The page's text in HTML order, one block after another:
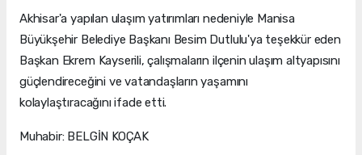
Akhisar'a yapılan ulaşım yatırımları nedeniyle Manisa
Büyükşehir Belediye Başkanı Besim Dutlulu'ya teşekkür eden
Başkan Ekrem Kayserili, çalışmaların ilçenin ulaşım altyapısını
güçlendireceğini ve vatandaşların yaşamını
kolaylaştıracağını ifade etti.
Muhabir: BELGİN KOÇAK